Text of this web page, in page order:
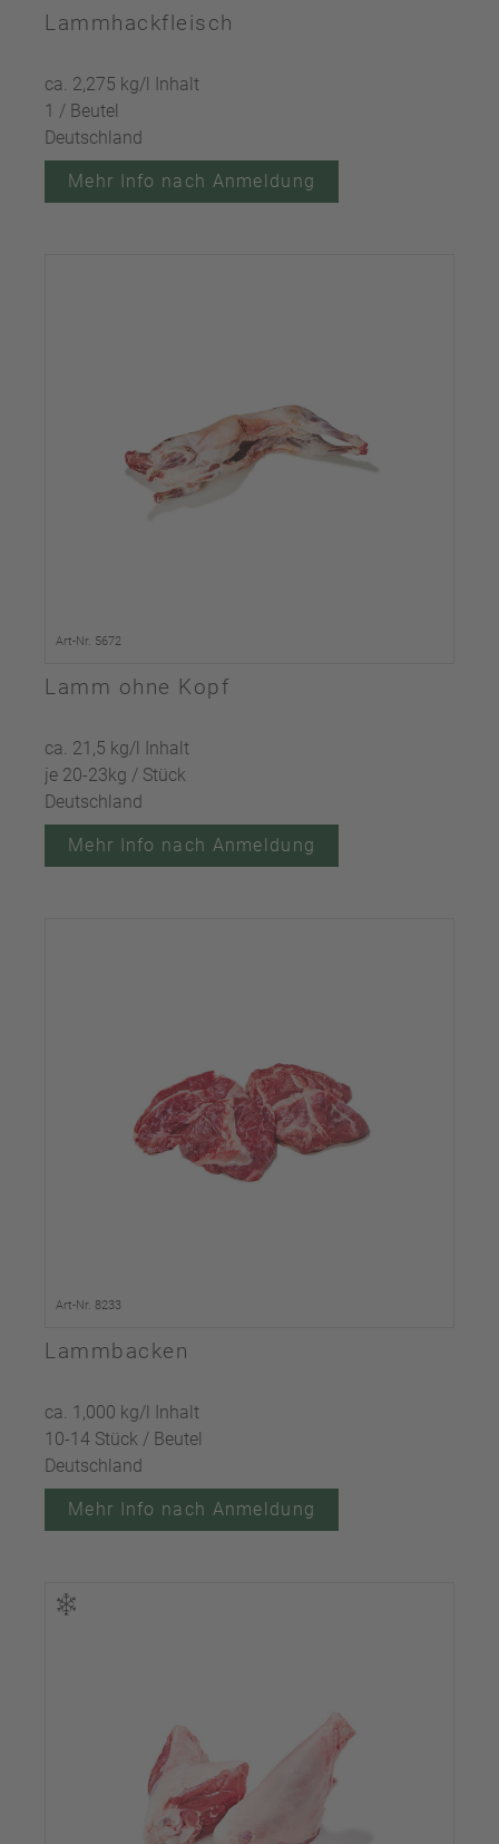
Lammhackfleisch
ca. 2,275 kg/l Inhalt
1 / Beutel
Deutschland
Mehr Info nach Anmeldung
Art-Nr. 5672
Lamm ohne Kopf
ca. 21,5 kg/l Inhalt
je 20-23kg / Stück
Deutschland
Mehr Info nach Anmeldung
Art-Nr. 8233
Lammbacken
ca. 1,000 kg/l Inhalt
10-14 Stück / Beutel
Deutschland
Mehr Info nach Anmeldung